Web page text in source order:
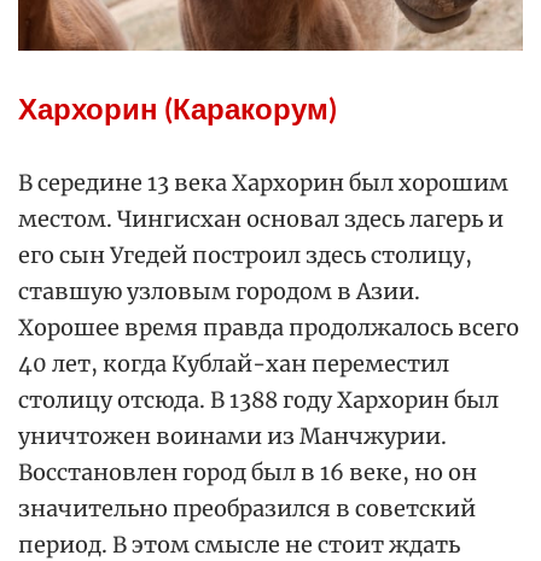
Хархорин (Каракорум)
В середине 13 века Хархорин был хорошим
местом. Чингисхан основал здесь лагерь и
его сын Угедей построил здесь столицу,
ставшую узловым городом в Азии.
Хорошее время правда продолжалось всего
40 лет, когда Кублай-хан переместил
столицу отсюда. В 1388 году Хархорин был
уничтожен воинами из Манчжурии.
Восстановлен город был в 16 веке, но он
значительно преобразился в советский
период. В этом смысле не стоит ждать